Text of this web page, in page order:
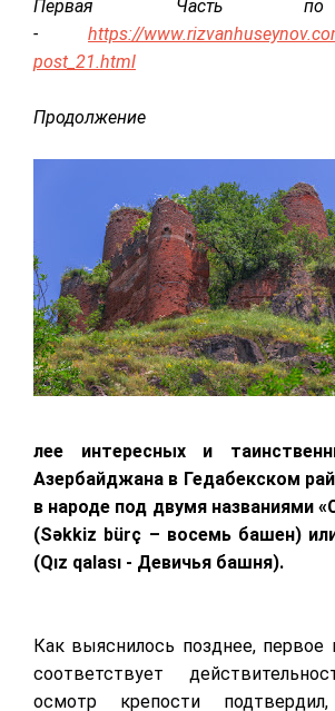
Первая Часть по
- https://
post_21.html
Продолжение
лее интересных и
Азербайджана в Гедабекском
в народе под двумя названиями
(Səkkiz bürç – восемь башен)
(Qız qalası - Девичья башня).
Как выяснилось позднее, первое
соответствует
осмотр крепости